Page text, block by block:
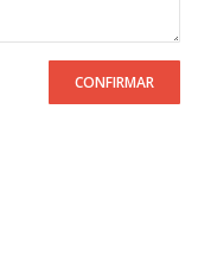
CONFIRMAR